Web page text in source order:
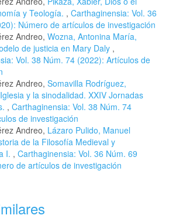
y Teología. , Carthaginensia: Vol. 36
Número de artículos de investigación
Andreo, Wozna, Antonina María,
de justicia en Mary Daly ,
Vol. 38 Núm. 74 (2022): Artículos de
Andreo, Somavilla Rodríguez,
y la sinodalidad. XXIV Jornadas
, Carthaginensia: Vol. 38 Núm. 74
de investigación
Andreo, Lázaro Pulido, Manuel
de la Filosofía Medieval y
I. , Carthaginensia: Vol. 36 Núm. 69
de artículos de investigación